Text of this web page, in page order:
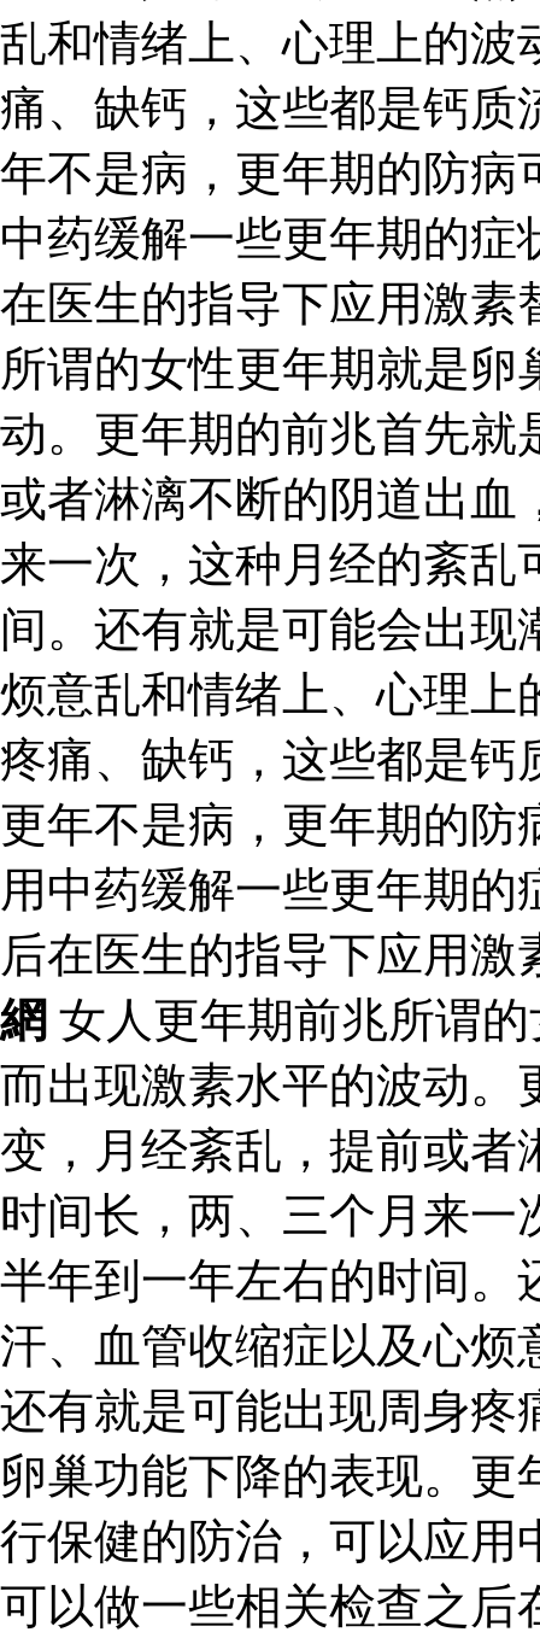
乱和情绪上、心理上的波
痛、缺钙，这些都是钙质
年不是病，更年期的防病
中药缓解一些更年期的
在医生的指导下应用激素
所谓的女性更年期就是
动。更年期的前兆首先就
或者淋漓不断的阴道出血
来一次，这种月经的紊乱
间。还有就是可能会出
烦意乱和情绪上、心理上
疼痛、缺钙，这些都是钙
更年不是病，更年期的防
用中药缓解一些更年期
后在医生的指导下应用
網 女人更年期前兆所谓
而出现激素水平的波动。
变，月经紊乱，提前或者
时间长，两、三个月来
半年到一年左右的时间。
汗、血管收缩症以及心烦
还有就是可能出现周身疼
卵巢功能下降的表现。
行保健的防治，可以应用
可以做一些相关检查之后